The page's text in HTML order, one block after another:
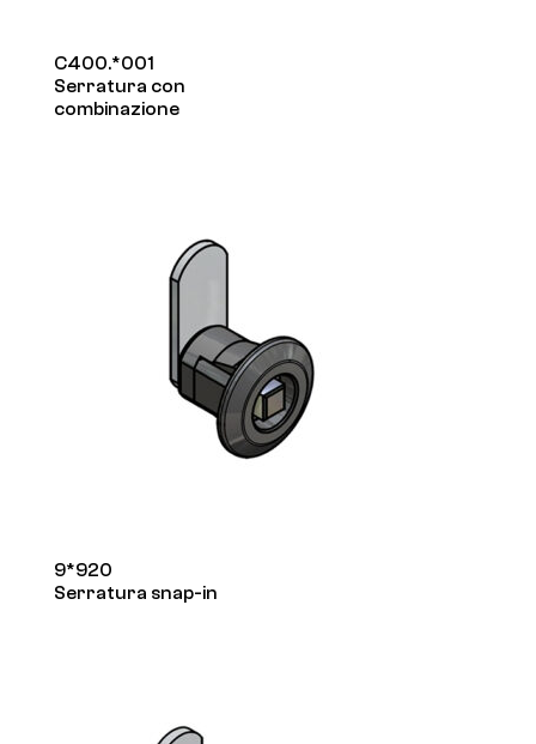
C400.*001
Serratura con
combinazione
9*920
Serratura snap-in